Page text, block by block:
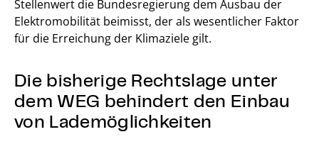
Stellenwert die Bundesregierung dem Ausbau der
Elektromobilität beimisst, der als wesentlicher Faktor
für die Erreichung der Klimaziele gilt.
Die bisherige Rechtslage unter
dem WEG behindert den Einbau
von Lademöglichkeiten